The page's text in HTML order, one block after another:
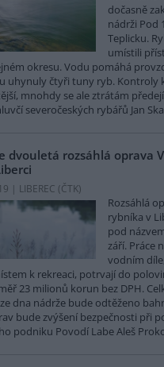
dočasně
nádrži Pod
Teplicku.
umístili
okresu. Vodu pomáhá
uhynuly čtyři tuny ryb. Kontroly
mnohdy se ale ztrátám
severočeských rybářů Jan
dvouletá rozsáhlá oprava
| LIBEREC (ČTK)
Rozsáhlá
rybníka v
pod
září. Práce
vodním
k rekreaci, potrvají do
23 milionů korun bez DPH.
dna nádrže bude odtěženo
bude zvýšení bezpečnosti při
podniku Povodí Labe Aleš